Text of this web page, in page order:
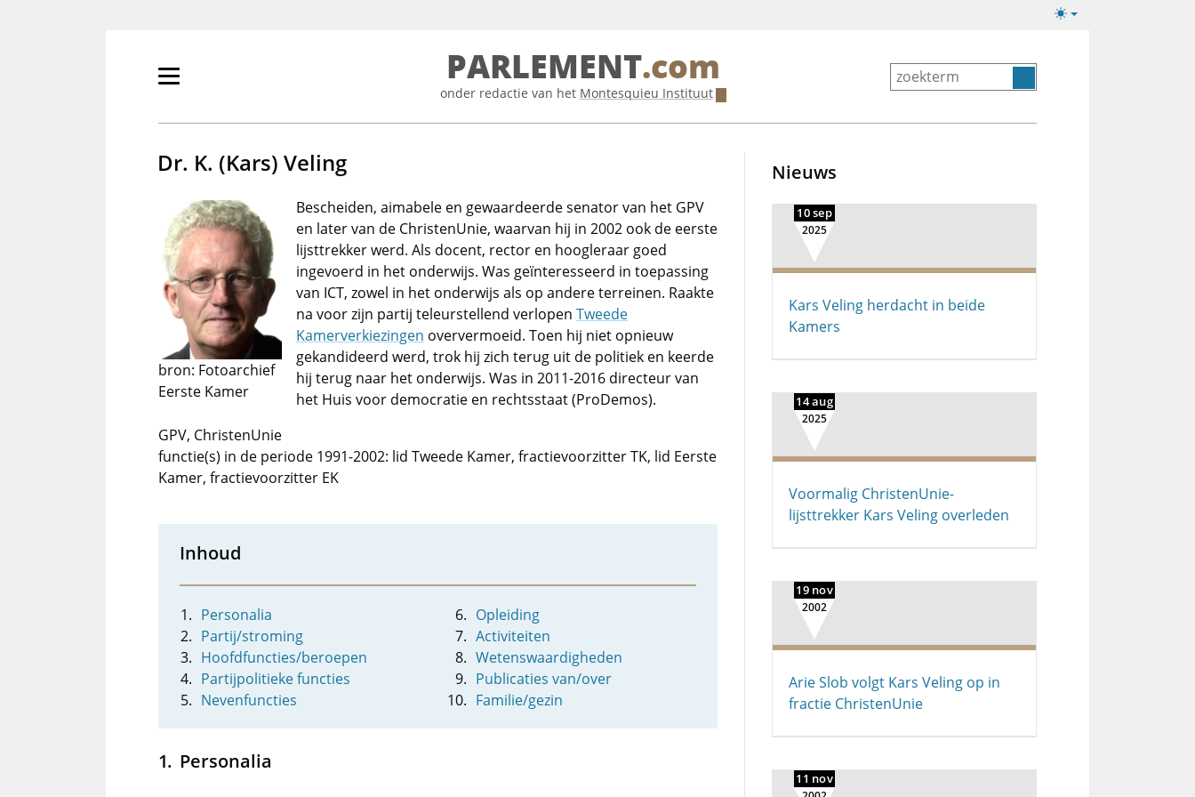
Lichte/donkere
Primair
tonen/verbergen
PARLEMENT.com
onder redactie van het Montesquieu Instituut
Dr. K. (Kars) Veling
bron: Fotoarchief
Eerste Kamer
Bescheiden, aimabele en gewaardeerde senator van het GPV
en later van de ChristenUnie, waarvan hij in 2002 ook de eerste
lijsttrekker werd. Als docent, rector en hoogleraar goed
ingevoerd in het onderwijs. Was geïnteresseerd in toepassing
van ICT, zowel in het onderwijs als op andere terreinen. Raakte
na voor zijn partij teleurstellend verlopen Tweede
Kamerverkiezingen oververmoeid. Toen hij niet opnieuw
gekandideerd werd, trok hij zich terug uit de politiek en keerde
hij terug naar het onderwijs. Was in 2011-2016 directeur van
het Huis voor democratie en rechtsstaat (ProDemos).
GPV, ChristenUnie
functie(s) in de periode 1991-2002: lid Tweede Kamer, fractievoorzitter TK, lid Eerste
Kamer, fractievoorzitter EK
Inhoud
Personalia
Partij/stroming
Hoofdfuncties/beroepen
Partijpolitieke functies
Nevenfuncties
Opleiding
Activiteiten
Wetenswaardigheden
Publicaties van/over
Familie/gezin
Personalia
Nieuws
10 sep
2025
Kars Veling herdacht in beide
Kamers
14 aug
2025
Voormalig ChristenUnie-
lijsttrekker Kars Veling overleden
19 nov
2002
Arie Slob volgt Kars Veling op in
fractie ChristenUnie
11 nov